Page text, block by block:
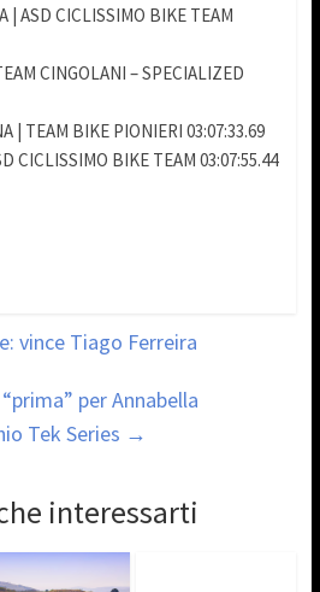
| ASD CICLISSIMO BIKE TEAM
CINGOLANI – SPECIALIZED
| TEAM BIKE PIONIERI 03:07:33.69
CICLISSIMO BIKE TEAM 03:07:55.44
vince Tiago Ferreira
per Annabella
Tek Series →
interessarti